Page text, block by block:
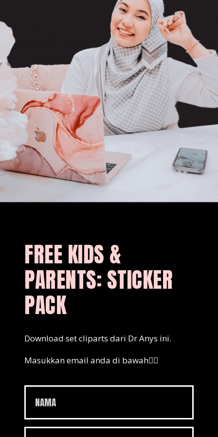
FREE KIDS &
PARENTS: STICKER
PACK
Download set cliparts dari Dr Anys ini.
Masukkan email anda di bawah👇🏻